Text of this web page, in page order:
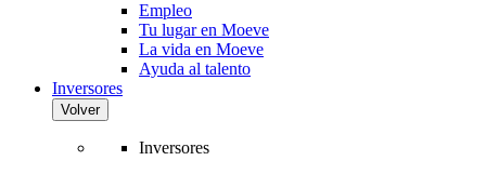
Empleo
Tu lugar en Moeve
La vida en Moeve
Ayuda al talento
Inversores
Volver
Inversores